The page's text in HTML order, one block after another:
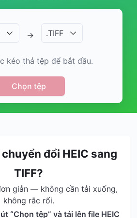
→ .TIFF
kéo thả tệp để bắt đầu.
Chọn tệp
đổi HEIC sang
TIFF?
giản — không cần tải xuống,
không rắc rối.
“Chọn tệp” và tải lên file HEIC